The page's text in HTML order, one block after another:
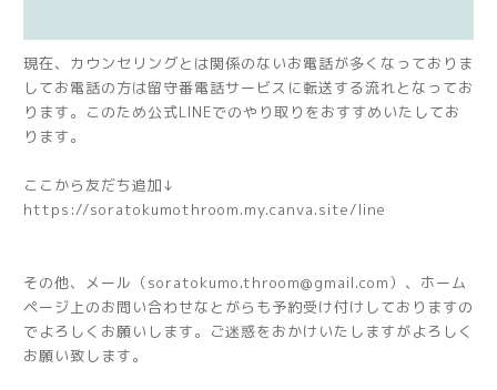
現在、カウンセリングとは関係のないお電話が多くなっておりま
してお電話の方は留守番電話サービスに転送する流れとなってお
ります。このため公式LINEでのやり取りをおすすめいたしてお
ります。
ここから友だち追加↓
https://soratokumothroom.my.canva.site/line
その他、メール（soratokumo.throom@gmail.com）、ホーム
ページ上のお問い合わせなとがらも予約受け付けしておりますの
でよろしくお願いします。ご迷惑をおかけいたしますがよろしく
お願い致します。